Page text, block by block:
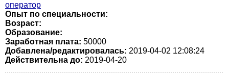
оператор
Опыт по специальности:
Возраст:
Образование:
Заработная плата: 50000
Добавлена/редактировалась: 2019-04-02 12:08:24
Действительна до: 2019-04-20